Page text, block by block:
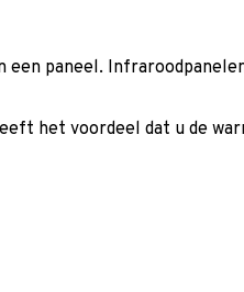
paneel.
het voordeel dat u de